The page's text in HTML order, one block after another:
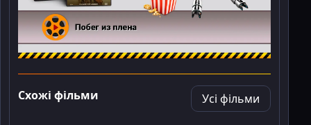
Схожі фільми Усі фільми